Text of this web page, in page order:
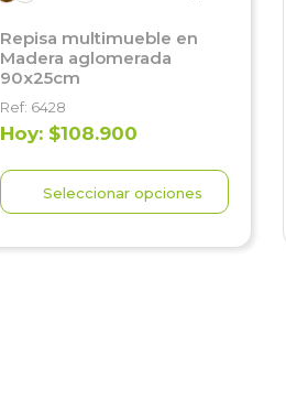
Repisa multimueble en
Madera aglomerada
90x25cm
Ref: 6428
Hoy: $108.900
Seleccionar opciones